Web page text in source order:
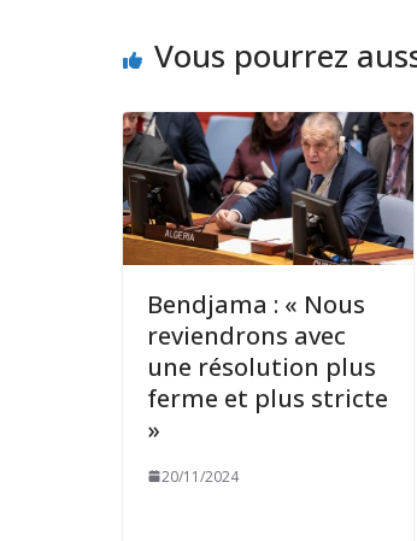
Vous pourrez
Bendjama : « Nous
reviendrons avec
une résolution plus
ferme et plus stricte
»
20/11/2024